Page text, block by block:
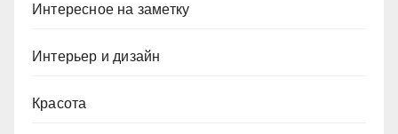
Интересное на заметку
Интерьер и дизайн
Красота